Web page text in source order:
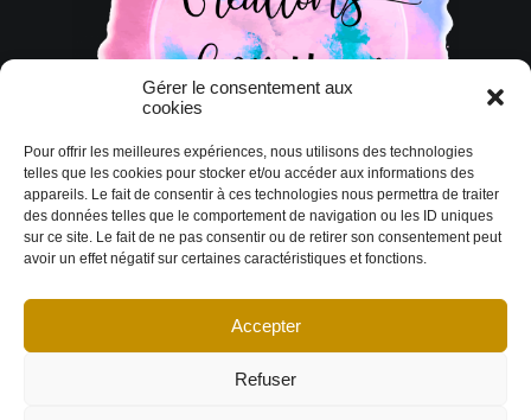
Gérer le consentement aux
cookies
Pour offrir les meilleures expériences, nous utilisons des technologies
telles que les cookies pour stocker et/ou accéder aux informations des
appareils. Le fait de consentir à ces technologies nous permettra de traiter
des données telles que le comportement de navigation ou les ID uniques
sur ce site. Le fait de ne pas consentir ou de retirer son consentement peut
avoir un effet négatif sur certaines caractéristiques et fonctions.
Accepter
Refuser
© Copyright 2026 DESIGN EXTÉRIEUR | Tous droits réservés.
conditions|Politique de cookies Déclaration de confidentialité|Imprint|
Avertissement